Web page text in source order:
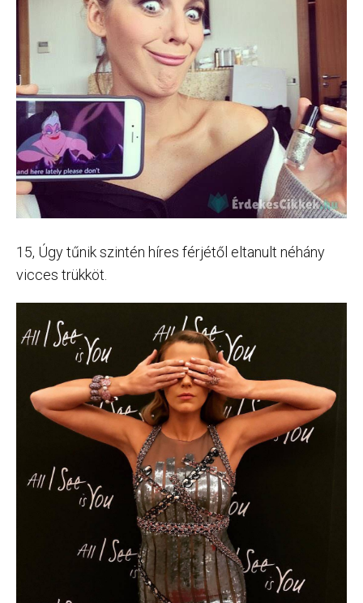
15, Úgy tűnik szintén híres férjétől eltanult néhány
vicces trükköt.